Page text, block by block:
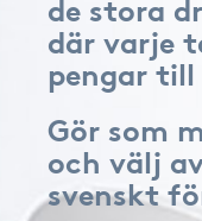
där varje
pengar
Gör som
och välj
svenskt